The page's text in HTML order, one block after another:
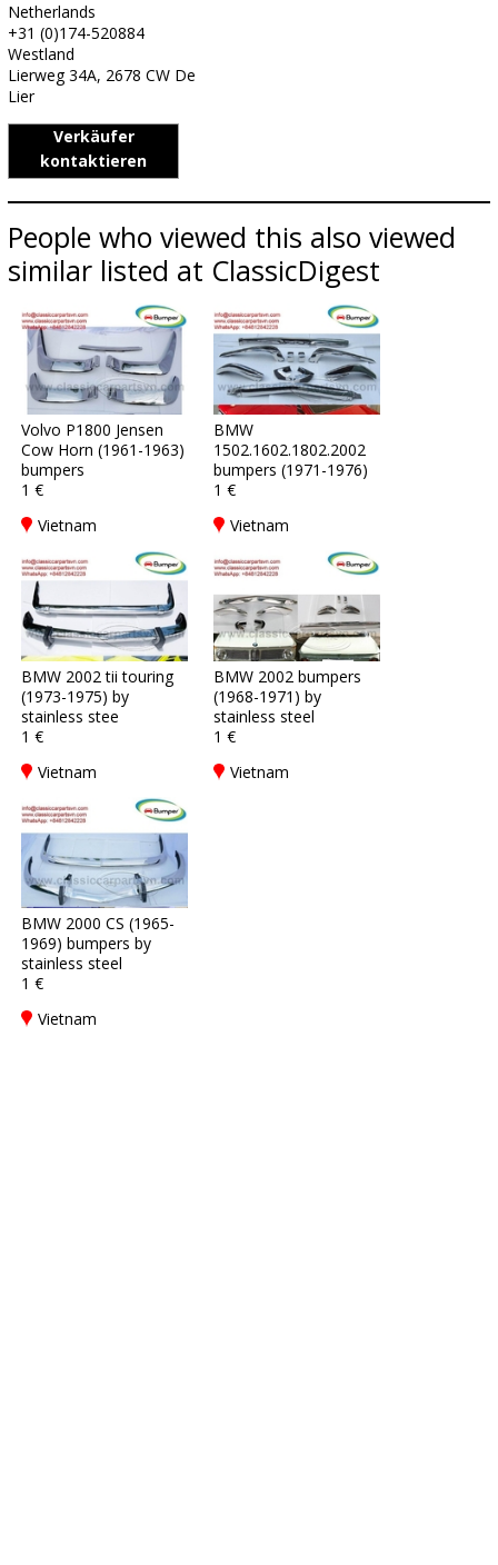
Netherlands
+31 (0)174-520884
Westland
Lierweg 34A, 2678 CW De
Lier
Verkäufer
kontaktieren
People who viewed this also viewed
similar listed at ClassicDigest
Volvo P1800 Jensen
Cow Horn (1961-1963)
bumpers
1 €
Vietnam
BMW
1502.1602.1802.2002
bumpers (1971-1976)
1 €
Vietnam
BMW 2002 tii touring
(1973-1975) by
stainless stee
1 €
Vietnam
BMW 2002 bumpers
(1968-1971) by
stainless steel
1 €
Vietnam
BMW 2000 CS (1965-
1969) bumpers by
stainless steel
1 €
Vietnam